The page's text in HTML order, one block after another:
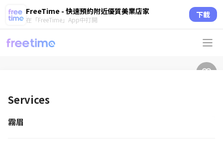
FreeTime - 快速預約附近優質美業店家
在「FreeTime」App中打開 下載
Services
霧眉